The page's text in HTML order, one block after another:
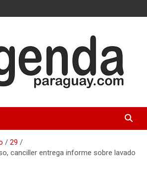
29
canciller entrega informe sobre lavado